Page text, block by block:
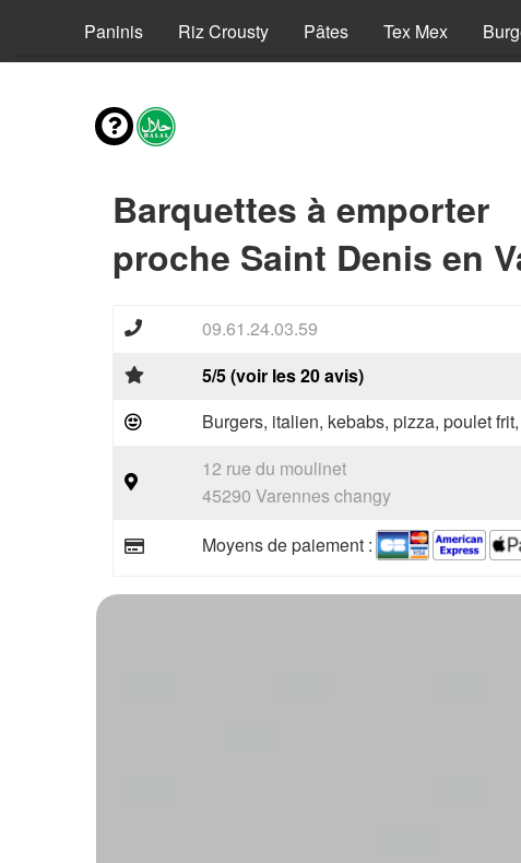
Paninis Riz Crousty Pâtes Tex Mex
Barquettes à emporter
proche Saint Denis en
09.61.24.03.59
5/5 (voir les 20 avis)
Burgers, italien, kebabs, pizza, poulet
12 rue du moulinet
45290 Varennes changy
Moyens de paiement :